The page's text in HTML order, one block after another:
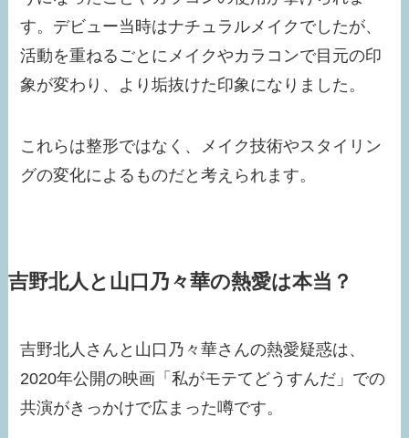
す。デビュー当時はナチュラルメイクでしたが、
活動を重ねるごとにメイクやカラコンで目元の印
象が変わり、より垢抜けた印象になりました。
これらは整形ではなく、メイク技術やスタイリン
グの変化によるものだと考えられます。
吉野北人と山口乃々華の熱愛は本当？
吉野北人さんと山口乃々華さんの熱愛疑惑は、
2020年公開の映画「私がモテてどうすんだ」での
共演がきっかけで広まった噂です。